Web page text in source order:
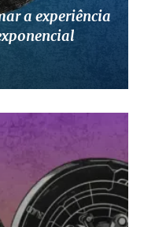
a experiência